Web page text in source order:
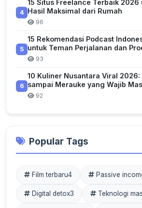
4
15 Situs Freelance Terbaik 2026
Hasil Maksimal dari Rumah
96
5
15 Rekomendasi Podcast
untuk Teman Perjalanan dan
93
6
10 Kuliner Nusantara Viral 2026:
sampai Merauke yang Wajib
92
Popular Tags
Film terbaru4 Passive
Digital detox3 Teknologi